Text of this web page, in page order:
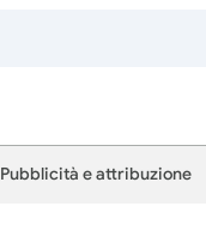
Pubblicità e attribuzione